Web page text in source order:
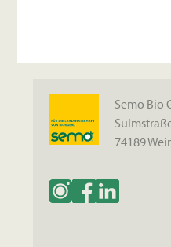
Semo Bio
74189